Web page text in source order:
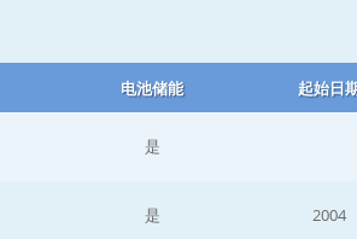
电池储能 起始日
是
是 2004